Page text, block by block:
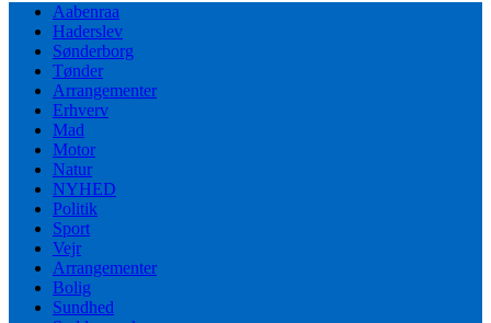
Aabenraa
Haderslev
Sønderborg
Tønder
Arrangementer
Erhverv
Mad
Motor
Natur
NYHED
Politik
Sport
Vejr
Arrangementer
Bolig
Sundhed